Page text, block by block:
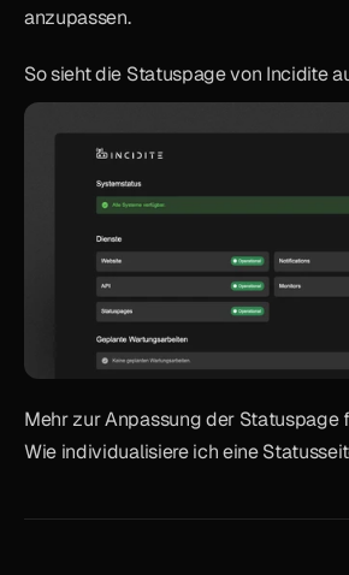
anzupassen.
So sieht die Statuspage von Incidite
Mehr zur Anpassung der Statuspage
Wie individualisiere ich eine